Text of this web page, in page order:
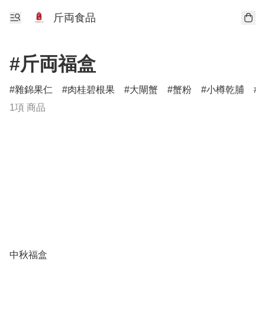
斤両食品
#斤両福盒
雜錦果仁 肉桂碧根果 大閘蟹 蟹粉 小樽乾脯
1項 商品
中秋福盒